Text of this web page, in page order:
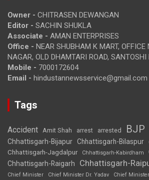
Owner - CHITRASEN DEWANGAN
Editor - SACHIN SHUKLA
Associate - AMAN ENTERPRISES
Office - NEAR SHUBHAM K MART, OFFICE
NAGAR, OLD DHAMTARI ROAD, SANTOSHI
Mobile - 7000172604
Email - hindustannewsservice@gmail.com
Tags
Accident Amit Shah arrest arrested BJP
Chhattisgarh-Bijapur Chhattisgarh-Bilaspur
Chhattisgarh-Jagdalpur Chhattisgarh-Kabirdham
Chhattisgarh-Raigarh Chhattisgarh-
Chief Minister
Chief Minister Dr. Yadav Chief Minister